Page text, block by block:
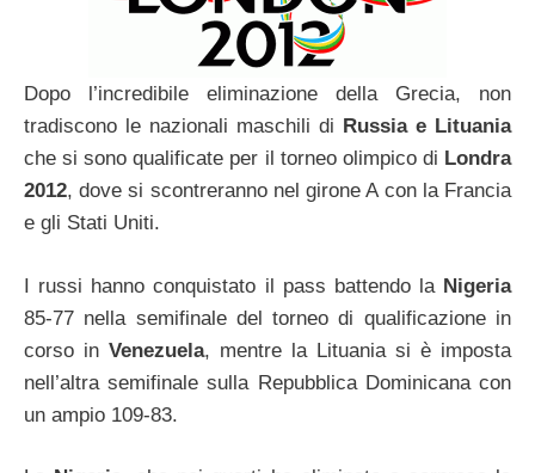
Dopo l’incredibile eliminazione della Grecia, non
tradiscono le nazionali maschili di Russia e Lituania
che si sono qualificate per il torneo olimpico di Londra
2012, dove si scontreranno nel girone A con la Francia
e gli Stati Uniti.
I russi hanno conquistato il pass battendo la Nigeria
85-77 nella semifinale del torneo di qualificazione in
corso in Venezuela, mentre la Lituania si è imposta
nell’altra semifinale sulla Repubblica Dominicana con
un ampio 109-83.